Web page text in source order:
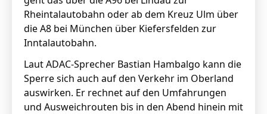
Rheintalautobahn oder ab dem Kreuz Ulm über
die A8 bei München über Kiefersfelden zur
Inntalautobahn.
Laut ADAC-Sprecher Bastian Hambalgo kann die
Sperre sich auch auf den Verkehr im Oberland
auswirken. Er rechnet auf den Umfahrungen
und Ausweichrouten bis in den Abend hinein mit